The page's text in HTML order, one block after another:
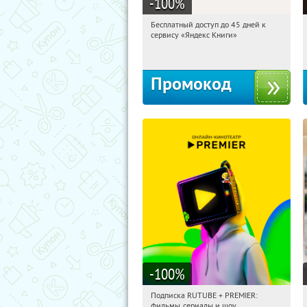
10:45:05
Получи первым!
Бесплатный доступ до 45 дней к
сервису «Яндекс Книги»
Промокод
-100%
10:45:05 Получили:
Подписка RUTUBE + PREMIER: